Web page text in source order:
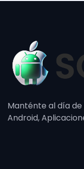
Manténte al día
Android,